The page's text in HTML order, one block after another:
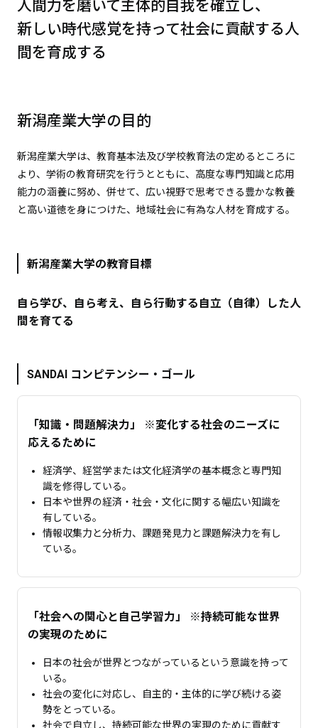
人間力を磨いて主体的自我を確立し、
新しい時代感覚を持って社会に貢献する人
間を育成する
新潟産業大学の目的
新潟産業大学は、教育基本法及び学校教育法の定めるところに
より、学術の教育研究を行うとともに、高度な専門知識と応用
能力の涵養に努め、併せて、広い視野で思考できる豊かな教養
と高い道徳を身につけた、地域社会に有為な人材を育成する。
新潟産業大学の教育目標
自ら学び、自ら考え、自ら行動する自立（自律）した人
間を育てる
SANDAI コンピテンシー・ゴール
「知識・問題解決力」 ※変化する社会のニーズに
応えるために
経済学、経営学または文化経済学の基本概念と専門知
識を修得している。
日本や世界の経済・社会・文化に関する幅広い知識を
有している。
情報収集力と分析力、課題発見力と課題解決力を有し
ている。
「社会への関心と自己学習力」 ※持続可能な世界
の実現のために
日本の社会が世界とつながっているという意識を持って
いる。
社会の変化に対応し、自主的・主体的に学び続ける姿
勢をとっている。
社会で自立し、持続可能な世界の実現のために貢献す